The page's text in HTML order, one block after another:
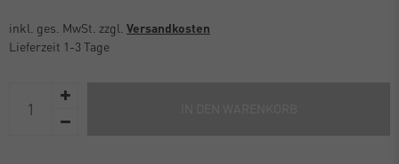
inkl. ges. MwSt. zzgl. Versandkosten
Lieferzeit 1-3 Tage